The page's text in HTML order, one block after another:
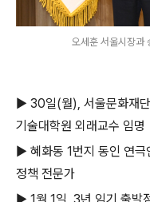
오세훈 서울시장과
▶ 30일(월), 서울문화재
기술대학원 외래교수 임명
▶ 혜화동 1번지 동인 연극
정책 전문가